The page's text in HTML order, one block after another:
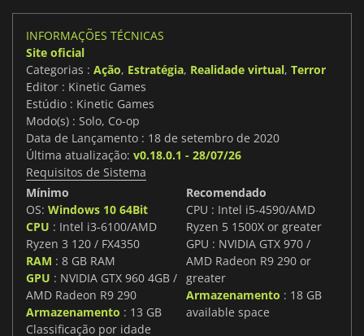
INFORMAÇÕES TÉCNICAS
Site oficial
Categorias : Ação, Estratégia, Realidade virtual, Terror
Editor : Kinetic Games
Estúdio : Kinetic Games
Modo(s) : Solo, Co-op
Data de Lançamento : 18 de setembro de 2020
Última atualização: v0.18.0.1 - 28/07/26
Requisitos de Sistema
Mínimo
OS: Windows 10 64Bit
CPU : Intel i3-6100/AMD
Ryzen 3 120 / FX4350
RAM : 8 GB RAM
GPU : NVIDIA GTX 960 4GB /
AMD Radeon R9 290
Armazenamento : 13 GB
Recomendado
CPU : Intel i5-4590/AMD
Ryzen 5 1500X or greater
GPU : NVIDIA GTX 970 /
AMD Radeon R9 290 or
greater
Armazenamento : 18 GB
available space
Classificação por idade